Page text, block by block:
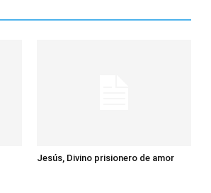
Jesús, Divino prisionero de amor